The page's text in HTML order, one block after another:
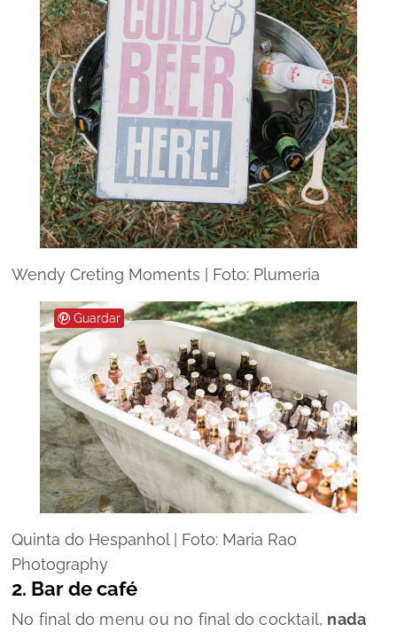
Wendy Creting Moments | Foto: Plumeria
Guardar
Quinta do Hespanhol | Foto: Maria Rao
Photography
2. Bar de café
No final do menu ou no final do cocktail, nada